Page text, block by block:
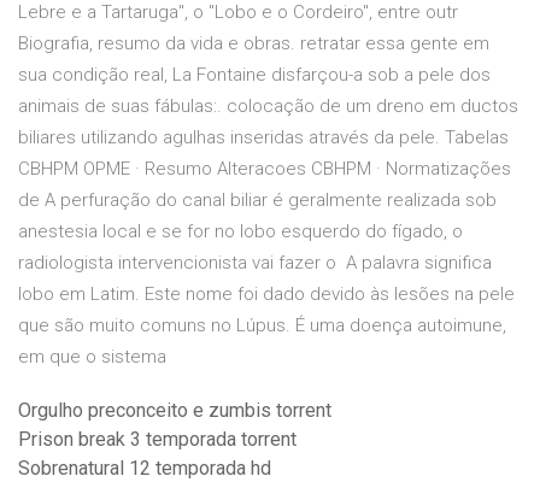
Lebre e a Tartaruga", o "Lobo e o Cordeiro", entre outr
Biografia, resumo da vida e obras. retratar essa gente em
sua condição real, La Fontaine disfarçou-a sob a pele dos
animais de suas fábulas:. colocação de um dreno em ductos
biliares utilizando agulhas inseridas através da pele. Tabelas
CBHPM OPME · Resumo Alteracoes CBHPM · Normatizações
de A perfuração do canal biliar é geralmente realizada sob
anestesia local e se for no lobo esquerdo do fígado, o
radiologista intervencionista vai fazer o A palavra significa
lobo em Latim. Este nome foi dado devido às lesões na pele
que são muito comuns no Lúpus. É uma doença autoimune,
em que o sistema
Orgulho preconceito e zumbis torrent
Prison break 3 temporada torrent
Sobrenatural 12 temporada hd